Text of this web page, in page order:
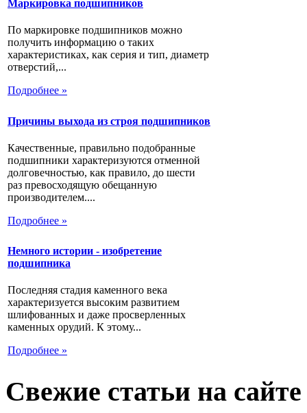
Маркировка подшипников
По маркировке подшипников можно
получить информацию о таких
характеристиках, как серия и тип, диаметр
отверстий,...
Подробнее »
Причины выхода из строя подшипников
Качественные, правильно подобранные
подшипники характеризуются отменной
долговечностью, как правило, до шести
раз превосходящую обещанную
производителем....
Подробнее »
Немного истории - изобретение
подшипника
Последняя стадия каменного века
характеризуется высоким развитием
шлифованных и даже просверленных
каменных орудий. К этому...
Подробнее »
Свежие статьи на сайте